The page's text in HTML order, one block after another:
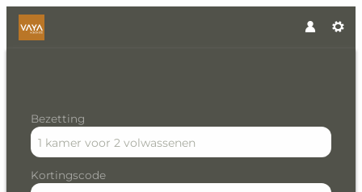
Bezetting
1 kamer voor 2 volwassenen
Kortingscode